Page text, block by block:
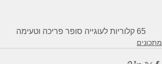
65 קלוריות לעוגייה סופר פריכה וטעימה
מתכונים